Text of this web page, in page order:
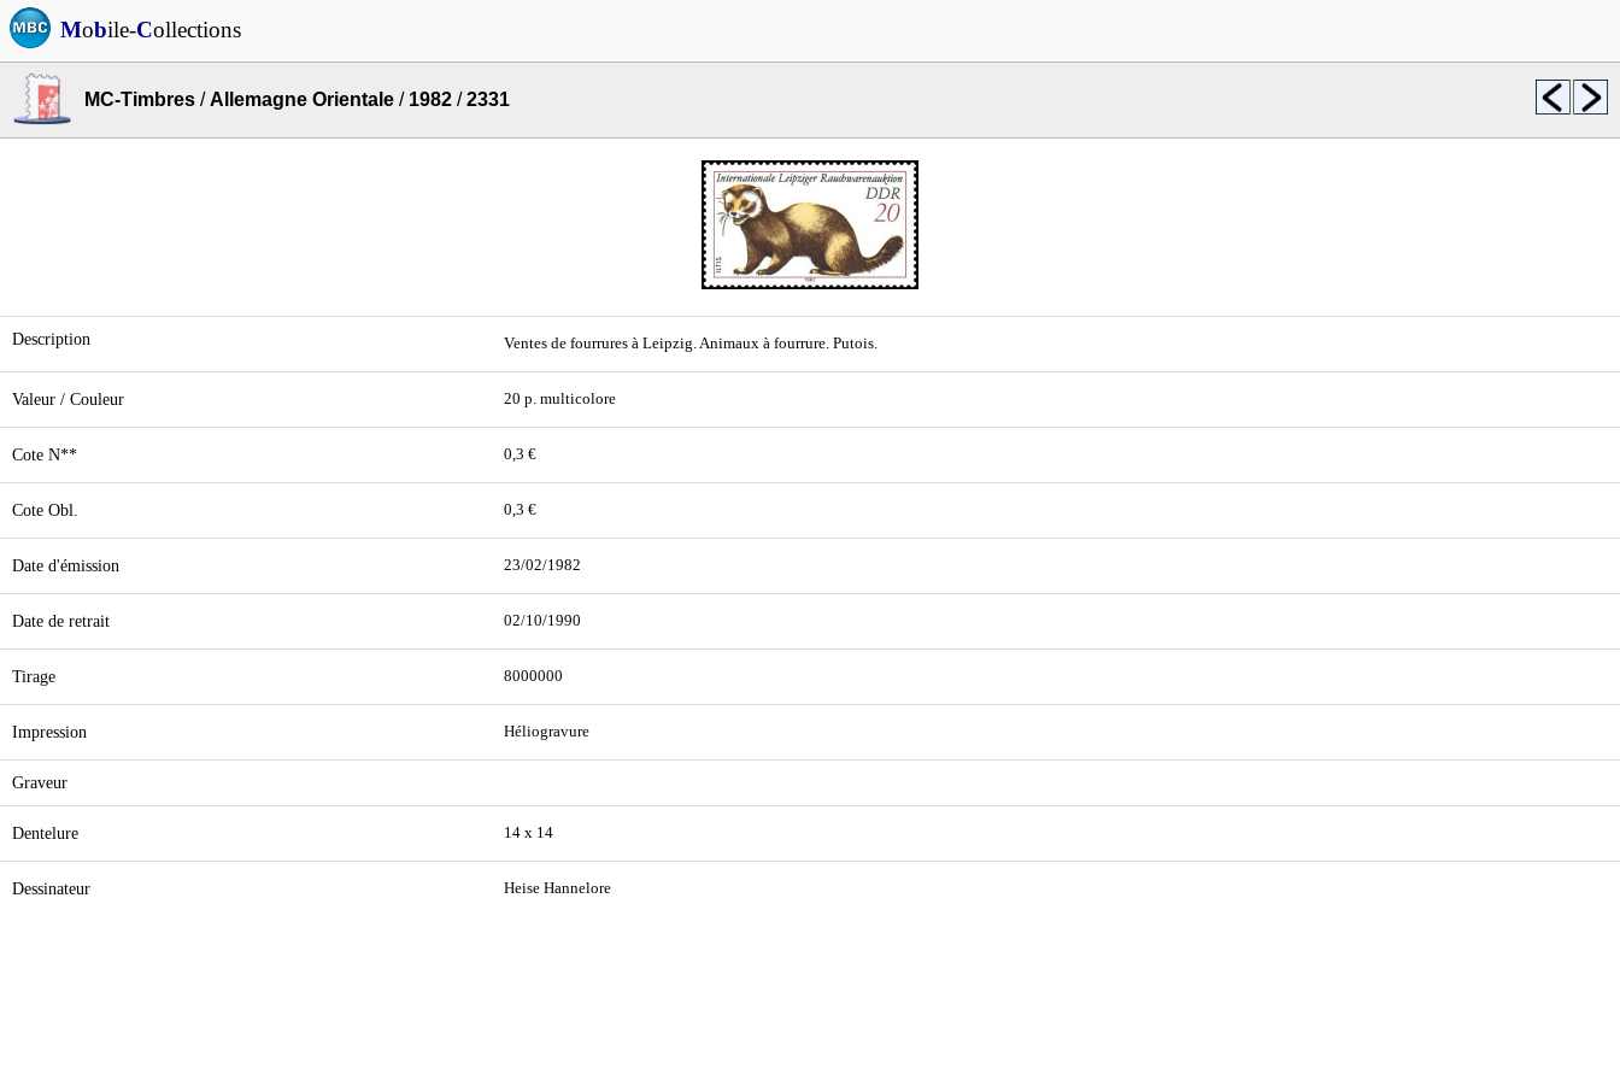
Mobile-Collections
MC-Timbres /Allemagne Orientale / 1982 /2331
Description Ventes de fourrures à Leipzig. Animaux à fourrure. Putois.
Valeur / Couleur 20 p. multicolore
Cote N** 0,3 €
Cote Obl. 0,3 €
Date d'émission 23/02/1982
Date de retrait 02/10/1990
Tirage 8000000
Impression Héliogravure
Graveur
Dentelure 14 x 14
Dessinateur Heise Hannelore